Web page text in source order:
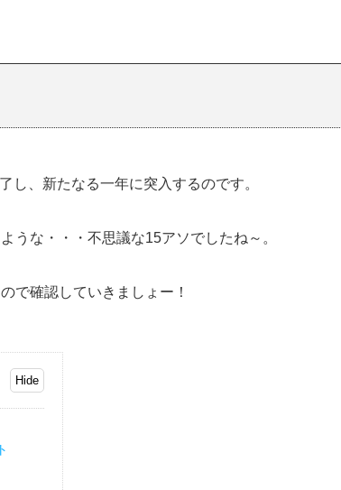
し、新たなる一年に突入するのです。
うな・・・不思議な15アソでしたね～。
で確認していきましょー！